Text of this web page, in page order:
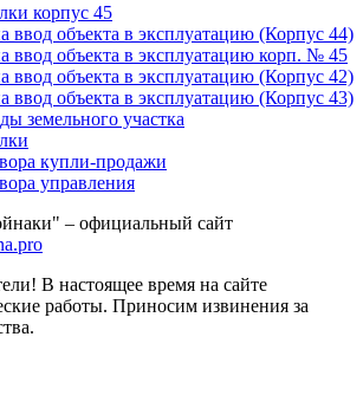
корпус 45
ввод объекта в эксплуатацию (Корпус 44)
ввод объекта в эксплуатацию корп. № 45
ввод объекта в эксплуатацию (Корпус 42)
ввод объекта в эксплуатацию (Корпус 43)
земельного участка
купли-продажи
управления
– официальный сайт
В настоящее время на сайте
работы. Приносим извинения за